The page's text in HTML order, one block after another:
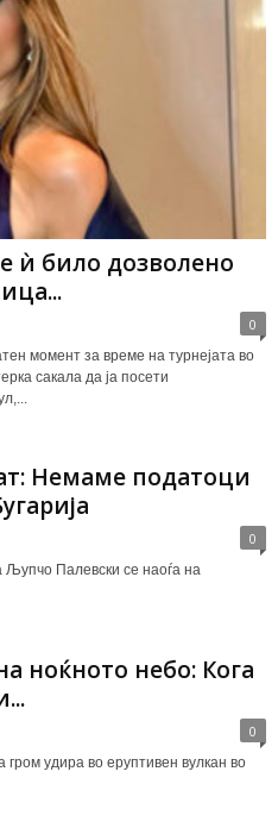
ѝ било дозволено
0
момент за време на турнејата во
сакала да ја посети
Немаме податоци
0
Љупчо Палевски се наоѓа на
ноќното небо: Кога
0
удира во еруптивен вулкан во